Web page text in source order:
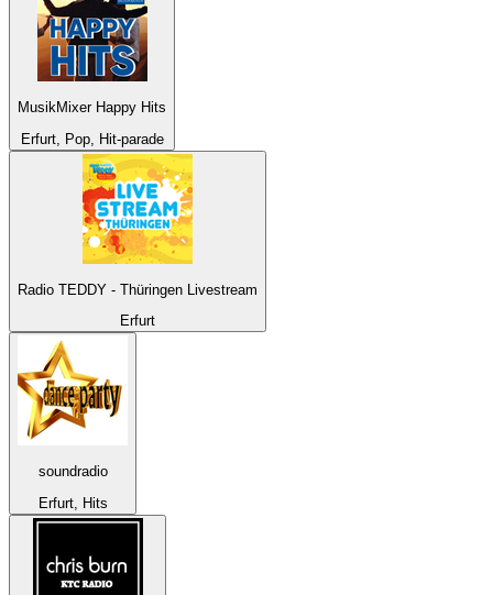
MusikMixer Happy Hits
Erfurt, Pop, Hit-parade
Radio TEDDY - Thüringen Livestream
Erfurt
soundradio
Erfurt, Hits